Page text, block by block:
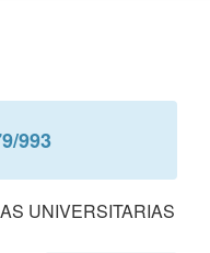
993
UNIVERSITARIAS